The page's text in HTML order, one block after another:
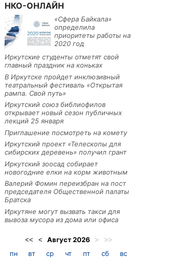
НКО-ОНЛАЙН
«Сфера Байкала»
определила
приоритеты работы на
2020 год
Иркутские студенты отметят свой
главный праздник на коньках
В Иркутске пройдет инклюзивный
театральный фестиваль «Открытая
рампа. Свой путь»
Иркутский союз библиофилов
открывает новый сезон публичных
лекций 25 января
Приглашение посмотреть на комету
Иркутский проект «Телескопы для
сибирских деревень» получил грант
Иркутский зоосад собирает
новогодние елки на корм животным
Валерий Фомин переизбран на пост
председателя Общественной палаты
Братска
Иркутяне могут вызвать такси для
вывоза мусора из дома или офиса
<< < Август2026 > >>
пн вт ср чт пт сб
вс